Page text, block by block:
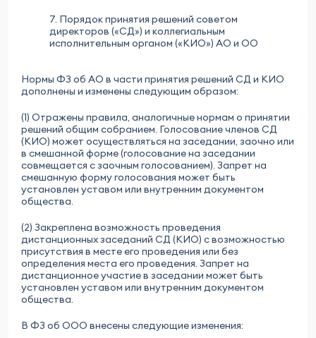
7. Порядок принятия решений советом
директоров («СД») и коллегиальным
исполнительным органом («КИО») АО и ОО
Нормы ФЗ об АО в части принятия решений СД и КИО
дополнены и изменены следующим образом:
(1) Отражены правила, аналогичные нормам о принятии
решений общим собранием. Голосование членов СД
(КИО) может осуществляться на заседании, заочно или
в смешанной форме (голосование на заседании
совмещается с заочным голосованием). Запрет на
смешанную форму голосования может быть
установлен уставом или внутренним документом
общества.
(2) Закреплена возможность проведения
дистанционных заседаний СД (КИО) с возможностью
присутствия в месте его проведения или без
определения места его проведения. Запрет на
дистанционное участие в заседании может быть
установлен уставом или внутренним документом
общества.
В ФЗ об ООО внесены следующие изменения: